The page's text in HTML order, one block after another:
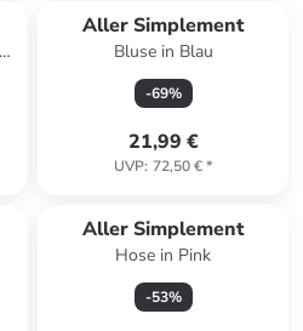
Aller Simplement
Bluse in Blau
-69%
21,99 €
UVP: 72,50 €*
Aller Simplement
Hose in Pink
-53%